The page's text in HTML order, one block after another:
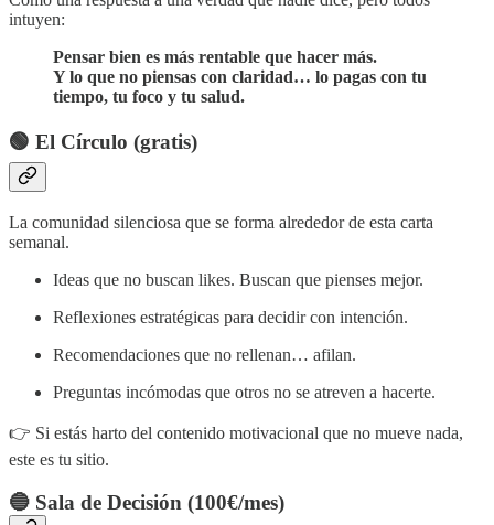
intuyen:
Pensar bien es más rentable que hacer más.
Y lo que no piensas con claridad… lo pagas con tu
tiempo, tu foco y tu salud.
🟢 El Círculo (gratis)
La comunidad silenciosa que se forma alrededor de esta carta
semanal.
Ideas que no buscan likes. Buscan que pienses mejor.
Reflexiones estratégicas para decidir con intención.
Recomendaciones que no rellenan… afilan.
Preguntas incómodas que otros no se atreven a hacerte.
👉 Si estás harto del contenido motivacional que no mueve nada,
este es tu sitio.
🔵 Sala de Decisión (100€/mes)